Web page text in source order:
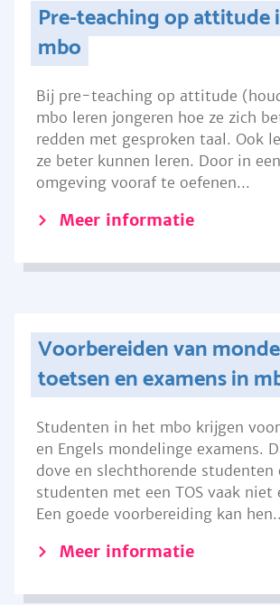
Pre-teaching op attitude
mbo
Bij pre-teaching op attitude
mbo leren jongeren hoe ze zich
redden met gesproken taal. Ook
ze beter kunnen leren. Door in
omgeving vooraf te oefenen...
Meer informatie
Voorbereiden van
toetsen en examens in
Studenten in het mbo krijgen
en Engels mondelinge examens.
dove en slechthorende studenten
studenten met een TOS vaak niet
Een goede voorbereiding kan
Meer informatie